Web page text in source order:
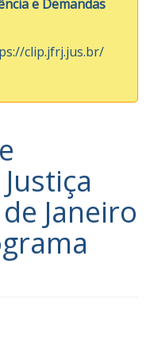
e Demandas
clip.jfrj.jus.br/
Janeiro